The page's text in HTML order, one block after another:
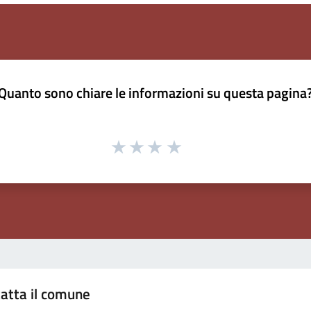
sono chiare le informazioni su questa
il comune